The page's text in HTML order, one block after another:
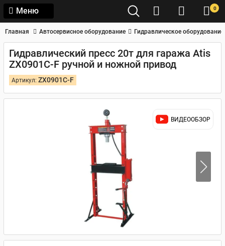
Меню 0
Главная Автосервисное оборудование Гидравлическое оборудование
Гидравлический пресс 20т для гаража Atis
ZX0901C-F ручной и ножной привод
Артикул: ZX0901C-F
ВИДЕООБЗОР